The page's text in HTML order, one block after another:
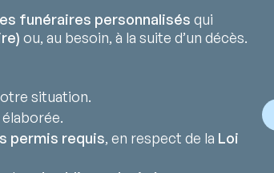
funéraires personnalisés qui
ou, au besoin, à la suite d’un décès.
situation.
permis requis, en respect de la Loi